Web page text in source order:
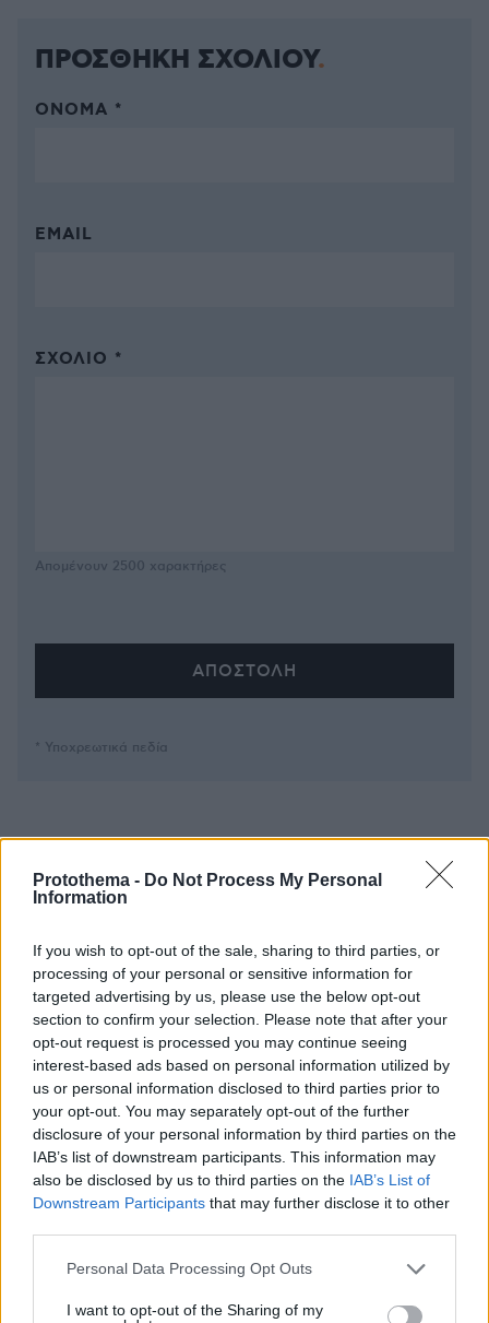
Protothema - Do Not Process My Personal
Information
If you wish to opt-out of the sale, sharing to third parties, or
processing of your personal or sensitive information for
targeted advertising by us, please use the below opt-out
section to confirm your selection. Please note that after your
opt-out request is processed you may continue seeing
interest-based ads based on personal information utilized by
us or personal information disclosed to third parties prior to
your opt-out. You may separately opt-out of the further
disclosure of your personal information by third parties on the
IAB’s list of downstream participants. This information may
also be disclosed by us to third parties on the IAB’s List of
Downstream Participants that may further disclose it to other
Please note that this website/app uses one or more Google
not limited to your visit or usage behaviour. You may click to
Personal Data Processing Opt Outs
I want to opt-out of the Sharing of my
ΠΡΟΣΘΗΚΗ ΣΧΟΛΙΟΥ
ΌΝΟΜΑ *
EMAIL
ΣΧΌΛΙΟ *
Απομένουν 2500 χαρακτήρες
* Υποχρεωτικά πεδία
ΡΟΗ ΕΙΔΗΣΕΩΝ
Ειδήσεις Δημοφιλή Σχολιασμένα
Πέθανε σε ηλικία 84 ετών ο Μπεν Τζόουνς, ο «Κούτερ»
της θρυλικής σειράς «The Dukes of Hazzard»
Το μενού της ημέρας – Τι τρώμε σήμερα Δευτέρα
(10/8/2026)
πριν 10 λεπτά
Δεν κατάφερε να προσεγγίσει τα Ψαρά το «Νήσος
Σάμος» λόγω κακοκαιρίας
πριν 20 λεπτά
Το PKK καταγγέλλει «σοβαρά λάθη» στο νομοσχέδιο
Οτσαλάν
πριν 24 λεπτά
πριν 44 λεπτά